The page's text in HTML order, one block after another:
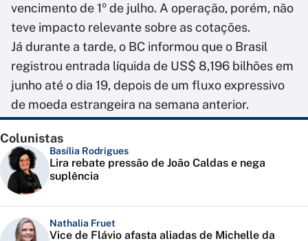
vencimento de 1º de julho. A operação, porém, não
teve impacto relevante sobre as cotações.
Já durante a tarde, o BC informou que o Brasil
registrou entrada líquida de US$ 8,196 bilhões em
junho até o dia 19, depois de um fluxo expressivo
de moeda estrangeira na semana anterior.
Colunistas
Basília Rodrigues
Lira rebate pressão de João Caldas e nega
suplência
Nathalia Fruet
Vice de Flávio afasta aliadas de Michelle da